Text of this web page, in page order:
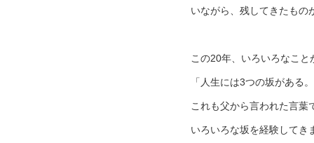
いながら、残してきたもの
この20年、いろいろなこと
「人生には3つの坂がある
これも父から言われた言葉
いろいろな坂を経験してき